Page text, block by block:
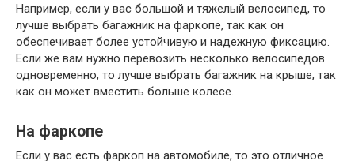
Например, если у вас большой и тяжелый велосипед, то
лучше выбрать багажник на фаркопе, так как он
обеспечивает более устойчивую и надежную фиксацию.
Если же вам нужно перевозить несколько велосипедов
одновременно, то лучше выбрать багажник на крыше, так
как он может вместить больше колесе.
На фаркопе
Если у вас есть фаркоп на автомобиле, то это отличное